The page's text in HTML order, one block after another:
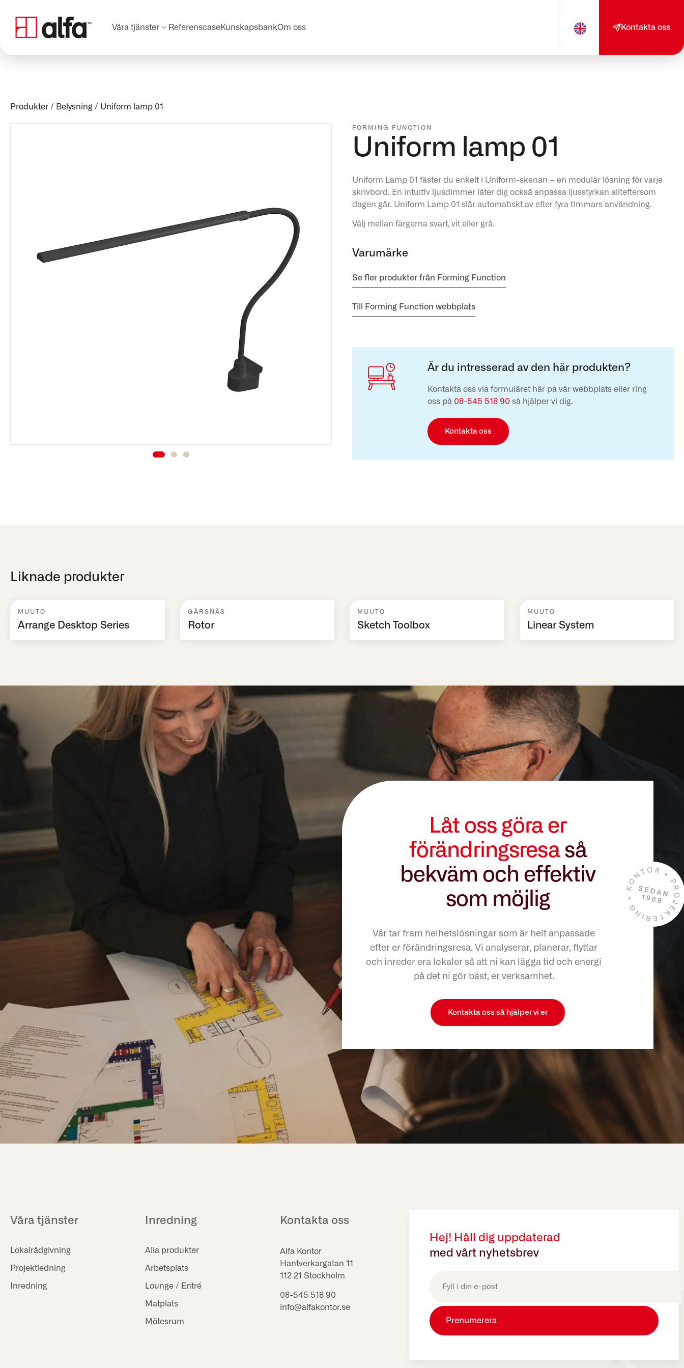
Våra tjänster ReferenscaseKunskapsbankOm oss Kontakta oss
Produkter / Belysning / Uniform lamp 01
FORMING FUNCTION
Uniform lamp 01
Uniform Lamp 01 fäster du enkelt i Uniform-skenan – en modulär lösning för varje
skrivbord. En intuitiv ljusdimmer låter dig också anpassa ljusstyrkan allteftersom
dagen går. Uniform Lamp 01 slår automatiskt av efter fyra timmars användning.
Välj mellan färgerna svart, vit eller grå.
Varumärke
Se fler produkter från Forming Function
Till Forming Function webbplats
Är du intresserad av den här produkten?
Kontakta oss via formuläret här på vår webbplats eller ring
oss på 08-545 518 90 så hjälper vi dig.
Kontakta oss
Liknade produkter
MUUTO
Arrange Desktop Series
GÄRSNÄS
Rotor
MUUTO
Sketch Toolbox
MUUTO
Linear System
Låt oss göra er
förändringsresa så
bekväm och effektiv
som möjlig
Vår tar fram helhetslösningar som är helt anpassade
efter er förändringsresa. Vi analyserar, planerar, flyttar
och inreder era lokaler så att ni kan lägga tid och energi
på det ni gör bäst, er verksamhet.
Kontakta oss så hjälper vi er
Våra tjänster
Lokalrådgivning
Projektledning
Inredning
Inredning
Alla produkter
Arbetsplats
Lounge / Entré
Matplats
Mötesrum
Kontakta oss
Alfa Kontor
Hantverkargatan 11
112 21 Stockholm
08-545 518 90
info@alfakontor.se
Hej! Håll dig uppdaterad
med vårt nyhetsbrev
post
(Obligatoriskt)